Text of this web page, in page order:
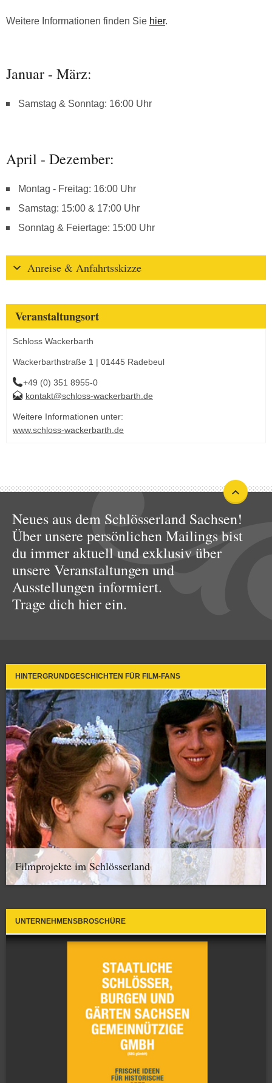
Weitere Informationen finden Sie hier.
Januar - März:
Samstag & Sonntag: 16:00 Uhr
April - Dezember:
Montag - Freitag: 16:00 Uhr
Samstag: 15:00 & 17:00 Uhr
Sonntag & Feiertage: 15:00 Uhr
Anreise & Anfahrtsskizze
Veranstaltungsort
Schloss Wackerbarth
Wackerbarthstraße 1 | 01445 Radebeul
+49 (0) 351 8955-0
kontakt@schloss-wackerbarth.de
Weitere Informationen unter:
www.schloss-wackerbarth.de
Neues aus dem Schlösserland Sachsen!
Über unsere persönlichen Mailings bist
du immer aktuell und exklusiv über
unsere Veranstaltungen und
Ausstellungen informiert.
Trage dich hier ein.
HINTERGRUNDGESCHICHTEN FÜR FILM-FANS
Filmprojekte im Schlösserland
UNTERNEHMENSBROSCHÜRE